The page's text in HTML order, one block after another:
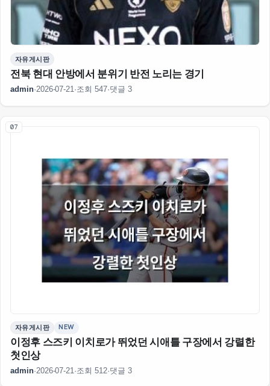
자유게시판
전북 현대 안방에서 분위기 반전 노리는 경기
admin·2026-07-21 ·조회 547·댓글 3
07
자유게시판 NEW
이정후 스즈키 이치로가 뛰었던 시애틀 구장에서 강렬한
첫인상
admin·2026-07-21·조회 512·댓글 3